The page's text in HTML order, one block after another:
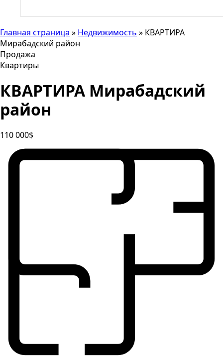
Главная страница » Недвижимость » КВАРТИРА
Мирабадский район
Продажа
Квартиры
КВАРТИРА Мирабадский
район
110 000$